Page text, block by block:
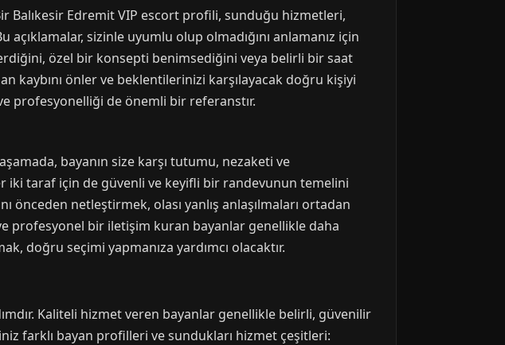
Balıkesir Edremit VIP escort profili, sunduğu hizmetleri,
sizinle uyumlu olup olmadığını anlamanız için
özel bir konsepti benimsediğini veya belirli bir saat
kaybını önler ve beklentilerinizi karşılayacak doğru kişiyi
profesyonelliği de önemli bir referanstır.
bayanın size karşı tutumu, nezaketi ve
iki taraf için de güvenli ve keyifli bir randevunun temelini
önceden netleştirmek, olası yanlış anlaşılmaları ortadan
profesyonel bir iletişim kuran bayanlar genellikle daha
doğru seçimi yapmanıza yardımcı olacaktır.
Kaliteli hizmet veren bayanlar genellikle belirli, güvenilir
farklı bayan profilleri ve sundukları hizmet çeşitleri: